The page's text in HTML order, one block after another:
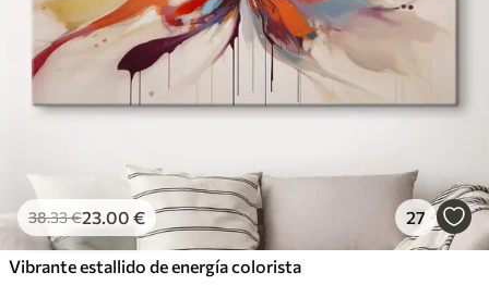
38.33€23.00 € 27
Vibrante estallido de energía colorista